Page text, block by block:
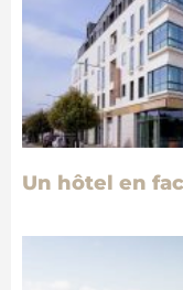
Un hôtel en